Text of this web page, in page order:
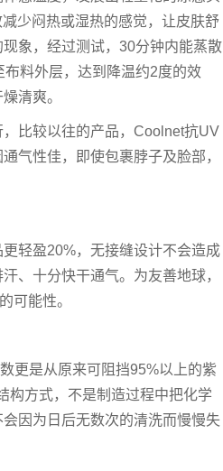
少闷热或湿热的感觉，让皮肤舒
象，经过测试，30分钟内能蒸散
料外层，达到降温约2度的效
清爽。
比较以往的产品，Coolnet抗UV
气性佳，即使包裹脖子及脸部，
轻盈20%，无接缝设计不会造成
、十分快干通气。为友善地球，
可能性。
更是从原来可阻挡95%以上的紫
构方式，不是制造过程中把化学
因为日后无数次的清洗而慢慢失